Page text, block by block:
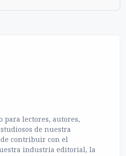
para lectores, autores,
de nuestra
contribuir con el
industria editorial, la